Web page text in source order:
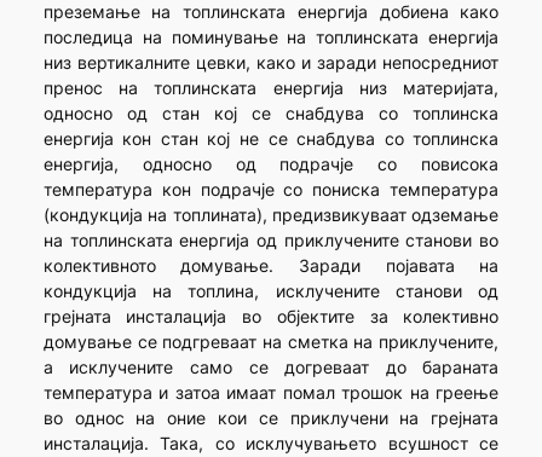
преземање на топлинската енергија добиена како
последица на поминување на топлинската енергија
низ вертикалните цевки, како и заради непосредниот
пренос на топлинската енергија низ материјата,
односно од стан кој се снабдува со топлинска
енергија кон стан кој не се снабдува со топлинска
енергија, односно од подрачје со повисока
температура кон подрачје со пониска температура
(кондукција на топлината), предизвикуваат одземање
на топлинската енергија од приклучените станови во
колективното домување. Заради појавата на
кондукција на топлина, исклучените станови од
грејната инсталација во објектите за колективно
домување се подгреваат на сметка на приклучените,
а исклучените само се догреваат до бараната
температура и затоа имаат помал трошок на греење
во однос на оние кои се приклучени на грејната
инсталација. Така, со исклучувањето всушност се